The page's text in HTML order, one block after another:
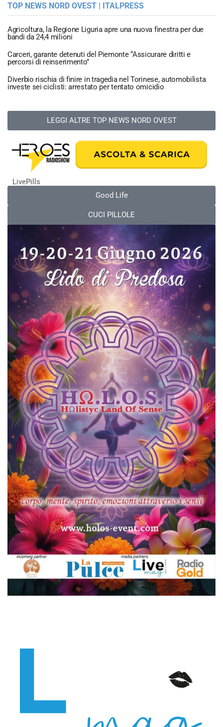
TOP NEWS NORD OVEST | ITALPRESS
Agricoltura, la Regione Liguria apre una nuova finestra per due
bandi da 24,4 milioni
Carceri, garante detenuti del Piemonte “Assicurare diritti e
percorsi di reinserimento”
Diverbio rischia di finire in tragedia nel Torinese, automobilista
investe sei ciclisti: arrestato per tentato omicidio
LEGGI ALTRE TOP NEWS NORD OVEST
LivePills
Good Life
CUCI PILLOLE